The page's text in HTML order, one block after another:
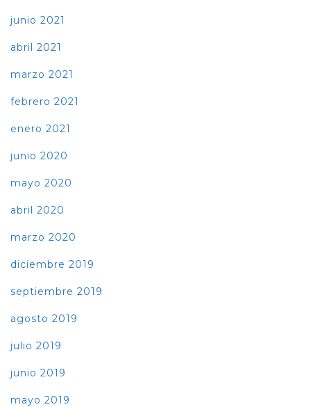
junio 2021
abril 2021
marzo 2021
febrero 2021
enero 2021
junio 2020
mayo 2020
abril 2020
marzo 2020
diciembre 2019
septiembre 2019
agosto 2019
julio 2019
junio 2019
mayo 2019